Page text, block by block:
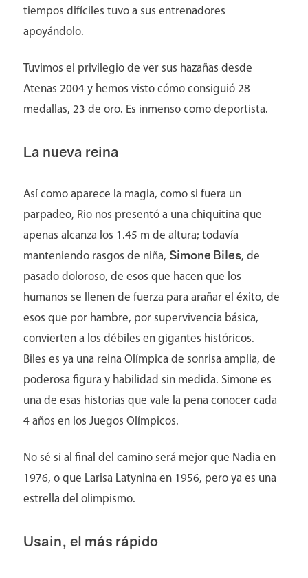
tiempos difíciles tuvo a sus entrenadores
apoyándolo.
Tuvimos el privilegio de ver sus hazañas desde
Atenas 2004 y hemos visto cómo consiguió 28
medallas, 23 de oro. Es inmenso como deportista.
La nueva reina
Así como aparece la magia, como si fuera un
parpadeo, Rio nos presentó a una chiquitina que
apenas alcanza los 1.45 m de altura; todavía
manteniendo rasgos de niña, Simone Biles, de
pasado doloroso, de esos que hacen que los
humanos se llenen de fuerza para arañar el éxito, de
esos que por hambre, por supervivencia básica,
convierten a los débiles en gigantes históricos.
Biles es ya una reina Olímpica de sonrisa amplia, de
poderosa figura y habilidad sin medida. Simone es
una de esas historias que vale la pena conocer cada
4 años en los Juegos Olímpicos.
No sé si al final del camino será mejor que Nadia en
1976, o que Larisa Latynina en 1956, pero ya es una
estrella del olimpismo.
Usain, el más rápido